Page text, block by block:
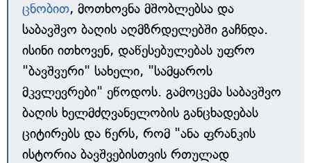
ცნობით, მოთხოვნა მშობლებსა და
საბავშვო ბაღის აღმზრდელებში გაჩნდა.
ისინი ითხოვენ, დაწესებულებას უფრო
"ბავშვური" სახელი, "სამყაროს
მკვლევრები" ეწოდოს. გამოცემა საბავშვო
ბაღის ხელმძღვანელობის განცხადებას
ციტირებს და წერს, რომ "ანა ფრანკის
ისტორია ბავშვებისთვის რთულად